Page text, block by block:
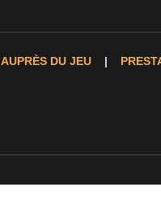
AUPRÈS DU JEU